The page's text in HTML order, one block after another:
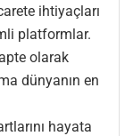
ihtiyaçları
platformlar.
olarak
dünyanın en
hayata